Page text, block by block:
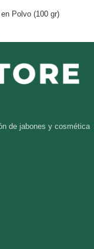
Polvo (100 gr)
de jabones y cosmética